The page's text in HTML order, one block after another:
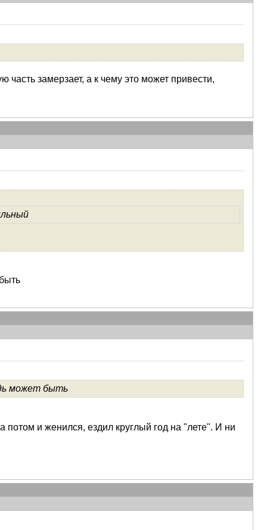
замерзает, а к чему это может привести,
может быть
потом и женился, ездил круглый год на "лете". И ни